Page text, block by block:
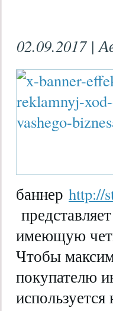
02.09.2017 |
баннер http://
имеющую
Чтобы
покупателю